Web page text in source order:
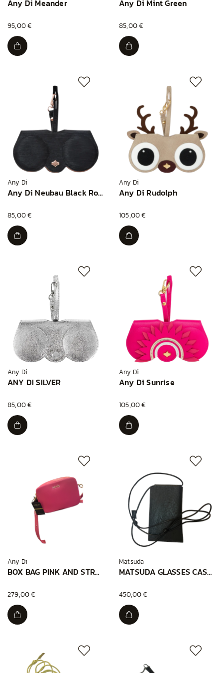
Any Di Meander
95,00 €
Any Di Mint Green
85,00 €
Any Di
Any Di Neubau Black Rosegold
85,00 €
Any Di
Any Di Rudolph
105,00 €
Any Di
ANY DI SILVER
85,00 €
Any Di
Any Di Sunrise
105,00 €
Any Di
BOX BAG PINK AND STRAP
279,00 €
Matsuda
MATSUDA GLASSES CASE BLACK
450,00 €